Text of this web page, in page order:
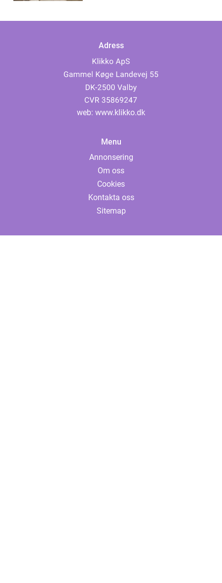
Adress
web: www.klikko.dk
Menu
Annonsering
Om oss
Cookies
Kontakta oss
Sitemap